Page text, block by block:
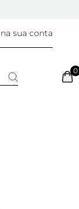
sua conta
0